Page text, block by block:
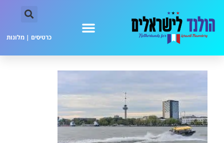
כרטיסים | מלונות